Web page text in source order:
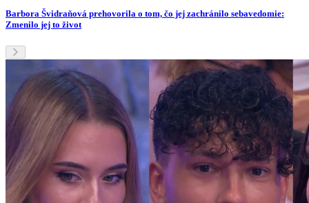
Barbora Švidraňová prehovorila o tom, čo jej zachránilo sebavedomie:
Zmenilo jej to život